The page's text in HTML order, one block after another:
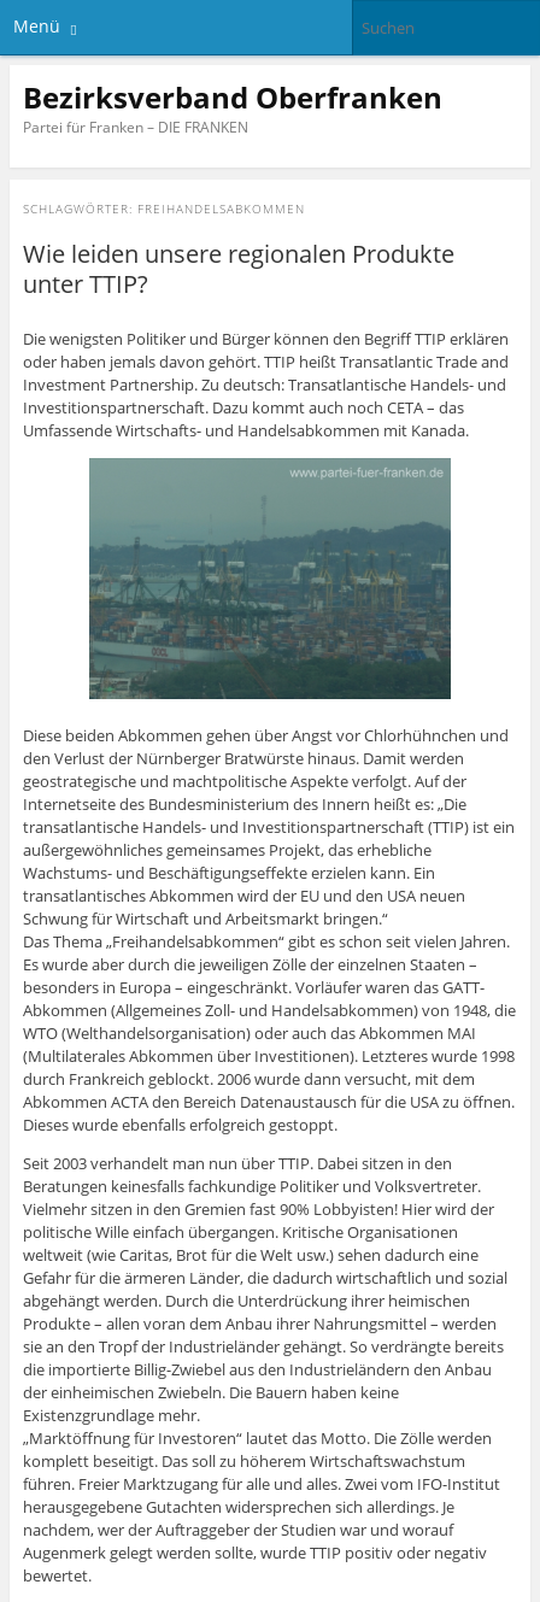
Menü
Bezirksverband Oberfranken
Partei für Franken – DIE FRANKEN
SCHLAGWÖRTER: FREIHANDELSABKOMMEN
Wie leiden unsere regionalen Produkte
unter TTIP?
Die wenigsten Politiker und Bürger können den Begriff TTIP erklären
oder haben jemals davon gehört. TTIP heißt Transatlantic Trade and
Investment Partnership. Zu deutsch: Transatlantische Handels- und
Investitionspartnerschaft. Dazu kommt auch noch CETA – das
Umfassende Wirtschafts- und Handelsabkommen mit Kanada.
Diese beiden Abkommen gehen über Angst vor Chlorhühnchen und
den Verlust der Nürnberger Bratwürste hinaus. Damit werden
geostrategische und machtpolitische Aspekte verfolgt. Auf der
Internetseite des Bundesministerium des Innern heißt es: „Die
transatlantische Handels- und Investitionspartnerschaft (TTIP) ist ein
außergewöhnliches gemeinsames Projekt, das erhebliche
Wachstums- und Beschäftigungseffekte erzielen kann. Ein
transatlantisches Abkommen wird der EU und den USA neuen
Schwung für Wirtschaft und Arbeitsmarkt bringen.“
Das Thema „Freihandelsabkommen“ gibt es schon seit vielen Jahren.
Es wurde aber durch die jeweiligen Zölle der einzelnen Staaten –
besonders in Europa – eingeschränkt. Vorläufer waren das GATT-
Abkommen (Allgemeines Zoll- und Handelsabkommen) von 1948, die
WTO (Welthandelsorganisation) oder auch das Abkommen MAI
(Multilaterales Abkommen über Investitionen). Letzteres wurde 1998
durch Frankreich geblockt. 2006 wurde dann versucht, mit dem
Abkommen ACTA den Bereich Datenaustausch für die USA zu öffnen.
Dieses wurde ebenfalls erfolgreich gestoppt.
Seit 2003 verhandelt man nun über TTIP. Dabei sitzen in den
Beratungen keinesfalls fachkundige Politiker und Volksvertreter.
Vielmehr sitzen in den Gremien fast 90% Lobbyisten! Hier wird der
politische Wille einfach übergangen. Kritische Organisationen
weltweit (wie Caritas, Brot für die Welt usw.) sehen dadurch eine
Gefahr für die ärmeren Länder, die dadurch wirtschaftlich und sozial
abgehängt werden. Durch die Unterdrückung ihrer heimischen
Produkte – allen voran dem Anbau ihrer Nahrungsmittel – werden
sie an den Tropf der Industrieländer gehängt. So verdrängte bereits
die importierte Billig-Zwiebel aus den Industrieländern den Anbau
der einheimischen Zwiebeln. Die Bauern haben keine
Existenzgrundlage mehr.
„Marktöffnung für Investoren“ lautet das Motto. Die Zölle werden
komplett beseitigt. Das soll zu höherem Wirtschaftswachstum
führen. Freier Marktzugang für alle und alles. Zwei vom IFO-Institut
herausgegebene Gutachten widersprechen sich allerdings. Je
nachdem, wer der Auftraggeber der Studien war und worauf
Augenmerk gelegt werden sollte, wurde TTIP positiv oder negativ
bewertet.